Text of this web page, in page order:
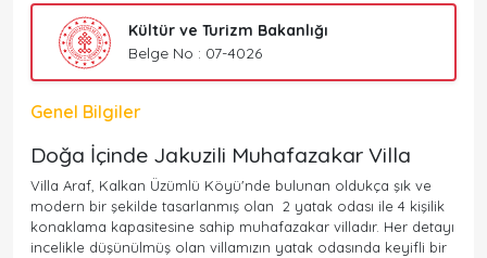
Kültür ve Turizm Bakanlığı
Belge No : 07-4026
Genel Bilgiler
Doğa İçinde Jakuzili Muhafazakar Villa
Villa Araf, Kalkan Üzümlü Köyü'nde bulunan oldukça şık ve
modern bir şekilde tasarlanmış olan 2 yatak odası ile 4 kişilik
konaklama kapasitesine sahip muhafazakar villadır. Her detayı
incelikle düşünülmüş olan villamızın yatak odasında keyifli bir